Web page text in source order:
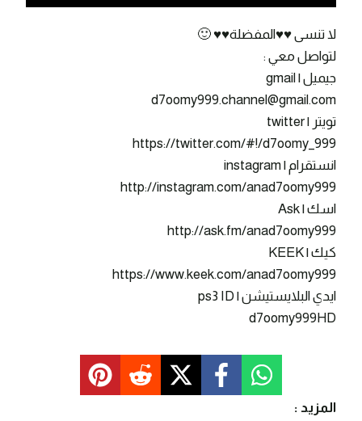
لا تنسى ♥♥المفضلة♥♥ 🙂
لتواصل معي :
جيميل | gmail
d7oomy999.channel@gmail.com
تويتر | twitter
https://twitter.com/#!/d7oomy_999
انستقرام | instagram
http://instagram.com/anad7oomy999
اسك | Ask
http://ask.fm/anad7oomy999
كيك | KEEK
https://www.keek.com/anad7oomy999
ايدي البلايستيشن | ps3 ID
d7oomy999HD
المزيد :